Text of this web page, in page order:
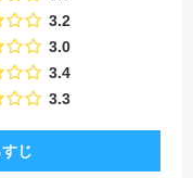
3.2
3.0
3.4
3.3
じ